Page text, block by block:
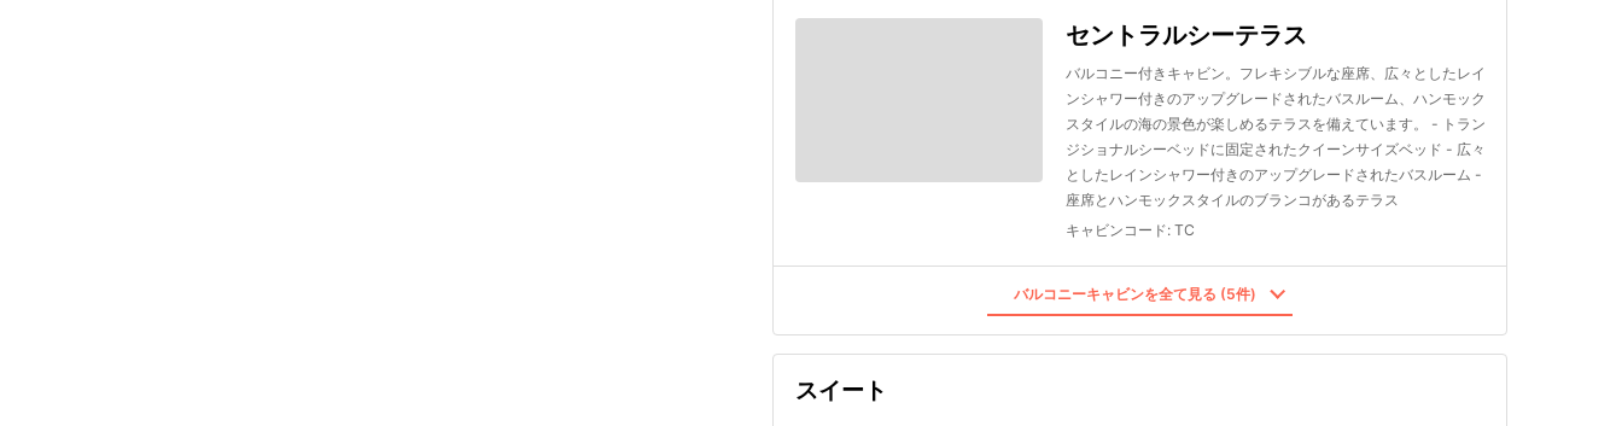
セントラルシーテラス
バルコニー付きキャビン。フレキシブルな座席、広々としたレイ
ンシャワー付きのアップグレードされたバスルーム、ハンモック
スタイルの海の景色が楽しめるテラスを備えています。 - トラン
ジショナルシーベッドに固定されたクイーンサイズベッド - 広々
としたレインシャワー付きのアップグレードされたバスルーム -
座席とハンモックスタイルのブランコがあるテラス
キャビンコード: TC
バルコニーキャビンを全て見る (5件)
スイート